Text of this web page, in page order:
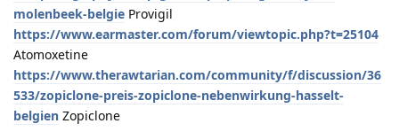
molenbeek-belgie Provigil
https://www.earmaster.com/forum/viewtopic.php?t=25104
Atomoxetine
https://www.therawtarian.com/community/f/discussion/36
533/zopiclone-preis-zopiclone-nebenwirkung-hasselt-
belgien Zopiclone